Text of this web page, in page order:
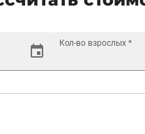
Кол-во взрослых *